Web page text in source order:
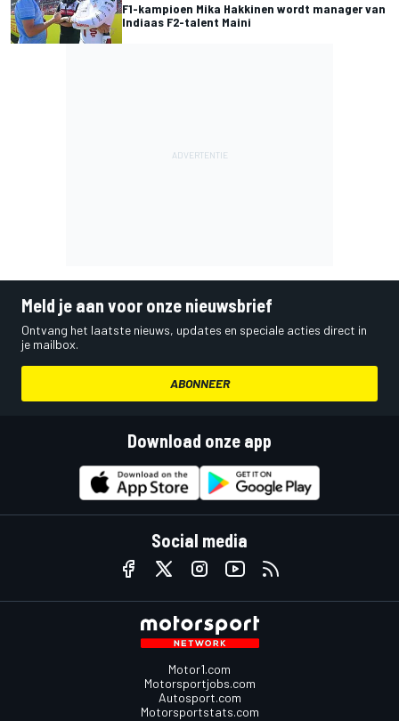
F1-kampioen Mika Hakkinen wordt manager van
Indiaas F2-talent Maini
Meld je aan voor onze nieuwsbrief
Ontvang het laatste nieuws, updates en speciale acties direct in
je mailbox.
ABONNEER
Download onze app
Social media
Motor1.com
Motorsportjobs.com
Autosport.com
Motorsportstats.com